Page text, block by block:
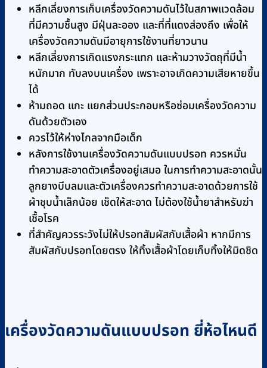
หลีกเลี่ยงการเก็บเครื่องวัดความดันไว้ในสภาพแวดล้อม
ที่มีความชื้นสูง มีฝุ่นละออง และที่ที่แดงส่องถึง เพื่อให้
เครื่องวัดความดันมีอายุการใช้งานที่ยาวนาน
หลีกเลี่ยงการเกิดแรงกระแทก และห้ามวางวัตถุที่มีน้ำ
หนักมาก ทับลงบนเครื่อง เพราะอาจเกิดความเสียหายขึ้น
ได้
ห้ามถอด แกะ แยกส่วนประกอบหรือซ่อมเครื่องวัดความ
ดันด้วยตัวเอง
ควรไว้ให้ห่างไกลจากมือเด็ก
หลังการใช้งานเครื่องวัดความดันแบบปรอท ควรหมั่น
ทำความสะอาดตัวเครื่องอยู่เสมอ ในการทำความสะอาดนั้น
ลูกยางบีบลมและตัวเครื่องควรทำความสะอาดด้วยการใช้
ผ้าชุบน้ำเล็กน้อย เช็ดให้สะอาด ไม่ต้องใช้น้ำยาสำหรับฆ่า
เชื้อโรค
ที่สำคัญควรระวังไม่ให้ปรอทสัมผัสกับเสื้อผ้า หากมีการ
สัมผัสกับปรอทโดยตรง ให้ทิ้งเสื้อผ้าโดยเก็บทิ้งให้มิดชิด
เครื่องวัดความดันแบบปรอท ยี่ห้อไหนดี